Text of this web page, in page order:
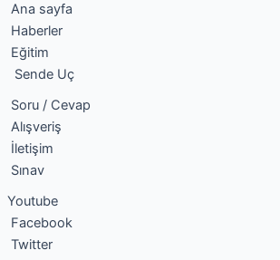
Ana sayfa
Haberler
Eğitim
Sende Uç
Soru / Cevap
Alışveriş
İletişim
Sınav
Youtube
Facebook
Twitter